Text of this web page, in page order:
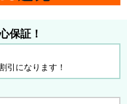
保証！
引になります！